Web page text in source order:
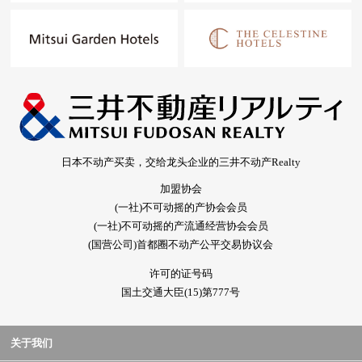
日本不动产买卖，交给龙头企业的三井不动产Realty
加盟协会
(一社)不可动摇的产协会会员
(一社)不可动摇的产流通经营协会会员
(国营公司)首都圈不动产公平交易协议会
许可的证号码
国土交通大臣(15)第777号
关于我们